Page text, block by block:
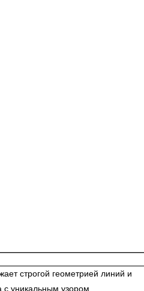
строгой геометрией линий и
с уникальным узором